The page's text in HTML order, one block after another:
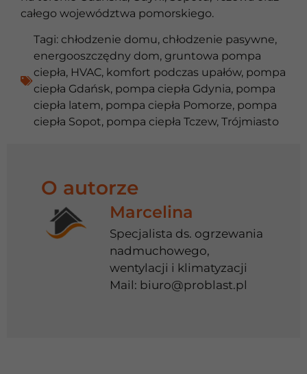
całego województwa pomorskiego.
Tagi: chłodzenie domu, chłodzenie pasywne,
energooszczędny dom, gruntowa pompa
ciepła, HVAC, komfort podczas upałów, pompa
ciepła Gdańsk, pompa ciepła Gdynia, pompa
ciepła latem, pompa ciepła Pomorze, pompa
ciepła Sopot, pompa ciepła Tczew, Trójmiasto
O autorze
Marcelina
Specjalista ds. ogrzewania
nadmuchowego,
wentylacji i klimatyzacji
Mail: biuro@problast.pl